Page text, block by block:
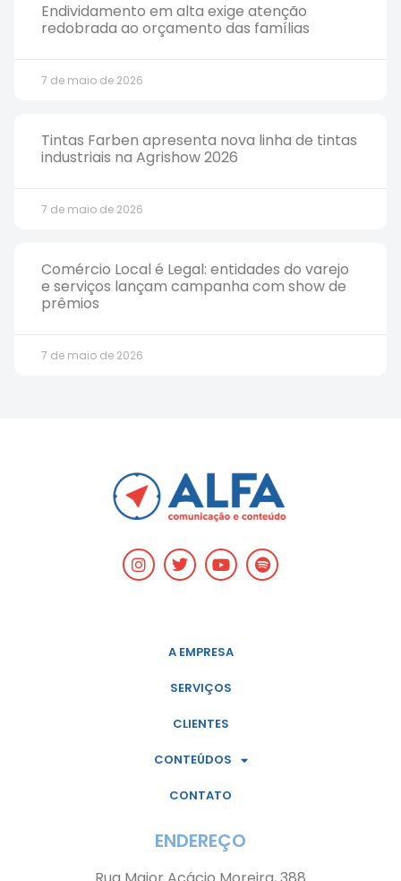
Endividamento em alta exige atenção
redobrada ao orçamento das famílias
7 de maio de 2026
Tintas Farben apresenta nova linha de tintas
industriais na Agrishow 2026
7 de maio de 2026
Comércio Local é Legal: entidades do varejo
e serviços lançam campanha com show de
prêmios
7 de maio de 2026
A EMPRESA
SERVIÇOS
CLIENTES
CONTEÚDOS
CONTATO
ENDEREÇO